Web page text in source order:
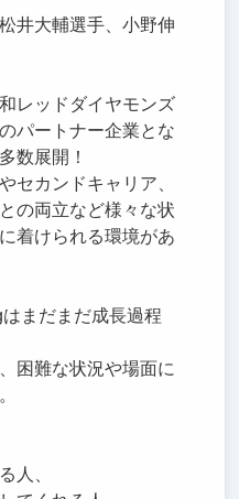
井大輔選手、小野伸
レッドダイヤモンズ
パートナー企業とな
数展開！
セカンドキャリア、
の両立など様々な状
着けられる環境があ
まだまだ成長過程
困難な状況や場面に
人、